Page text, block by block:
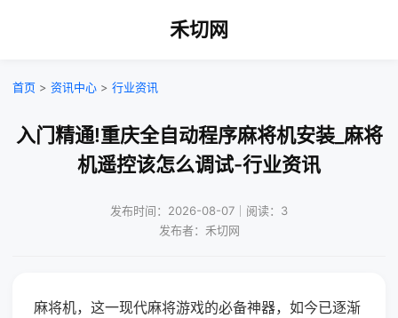
禾切网
首页 > 资讯中心 > 行业资讯
入门精通!重庆全自动程序麻将机安装_麻将
机遥控该怎么调试-行业资讯
发布时间：2026-08-07｜阅读：3
发布者：禾切网
麻将机，这一现代麻将游戏的必备神器，如今已逐渐